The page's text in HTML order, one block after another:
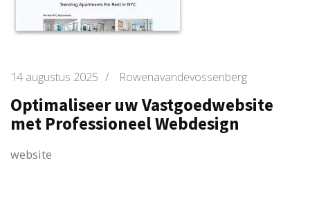
14 augustus 2025 / Rowenavandevossenberg
Optimaliseer uw Vastgoedwebsite
met Professioneel Webdesign
website